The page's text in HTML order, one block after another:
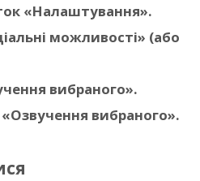
«Налаштування».
можливості» (або
вибраного».
вибраного».